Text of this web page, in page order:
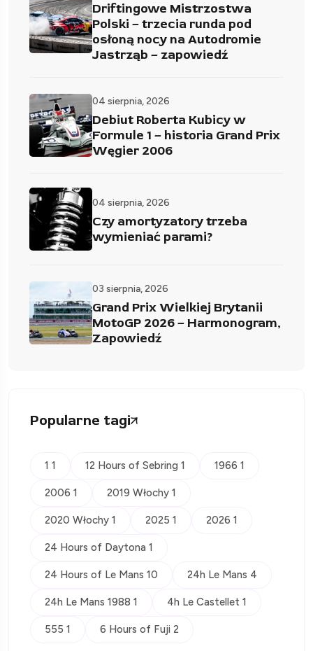
Driftingowe Mistrzostwa
Polski – trzecia runda pod
osłoną nocy na Autodromie
Jastrząb – zapowiedź
04 sierpnia, 2026
Debiut Roberta Kubicy w
Formule 1 – historia Grand Prix
Węgier 2006
04 sierpnia, 2026
Czy amortyzatory trzeba
wymieniać parami?
03 sierpnia, 2026
Grand Prix Wielkiej Brytanii
MotoGP 2026 – Harmonogram,
Zapowiedź
Popularne tagi
1 1 12 Hours of Sebring 1 1966 1
2006 1 2019 Włochy 1
2020 Włochy 1 2025 1 2026 1
24 Hours of Daytona 1
24 Hours of Le Mans 10 24h Le Mans 4
24h Le Mans 1988 1 4h Le Castellet 1
555 1 6 Hours of Fuji 2